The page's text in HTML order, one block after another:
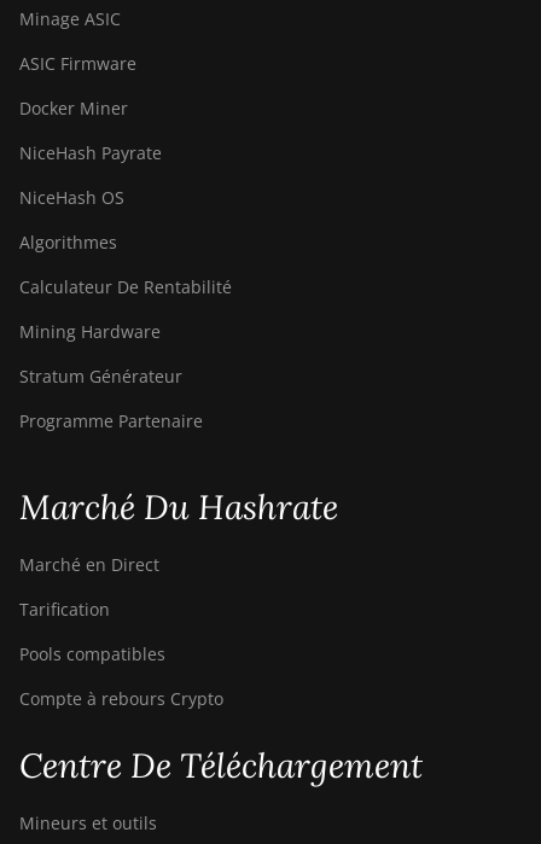
Minage ASIC
ASIC Firmware
Docker Miner
NiceHash Payrate
NiceHash OS
Algorithmes
Calculateur De Rentabilité
Mining Hardware
Stratum Générateur
Programme Partenaire
Marché Du Hashrate
Marché en Direct
Tarification
Pools compatibles
Compte à rebours Crypto
Centre De Téléchargement
Mineurs et outils